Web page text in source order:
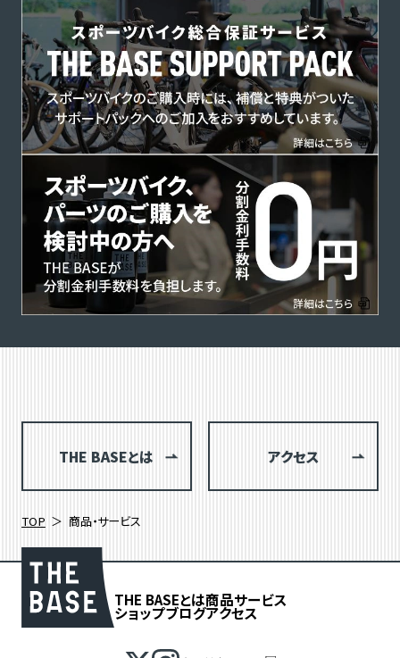
THE BASEとは アクセス
TOP 商品・サービス
THE BASEとは商品サービス
ショップブログアクセス